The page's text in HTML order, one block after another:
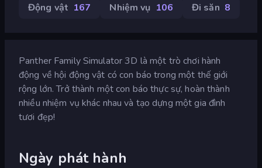
Động vật 167 Nhiệm vụ 106 Đi săn 8
Panther Family Simulator 3D là một trò chơi hành
động về hội động vật có con báo trong một thế giới
rộng lớn. Trở thành một con báo thực sự, hoàn thành
nhiều nhiệm vụ khác nhau và tạo dựng một gia đình
tươi đẹp!
Ngày phát hành